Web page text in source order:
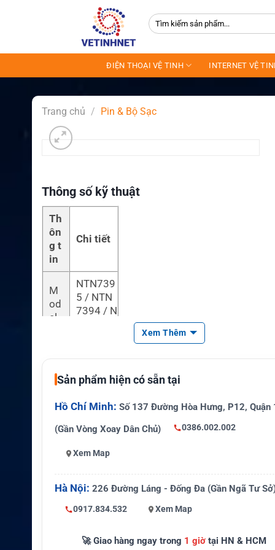
Tìm
kiếm:
ĐIỆN THOẠI VỆ TINH INTERNET VỆ
Trang chủ / Pin & Bộ Sạc
Thông số kỹ thuật
Th
ôn
g t
in
Chi tiết
M
od
el
NTN739
5 / NTN
7394 / N
sả
n x
uấ
WGTON
/ OEM
pin
etal Hyd
Xem Thêm
Sản phẩm hiện có sẵn tại
Hồ Chí Minh: Số 137 Đường Hòa Hưng, P12, Quận
(Gần Vòng Xoay Dân Chủ)
0386.002.002
Xem Map
Hà Nội: 226 Đường Láng - Đống Đa (Gần Ngã Tư
0917.834.532 Xem Map
🚀 Giao hàng ngay trong 1 giờtại HN & HCM